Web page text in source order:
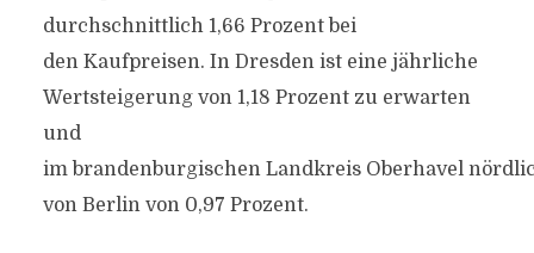
durchschnittlich 1,66 Prozent bei
den Kaufpreisen. In Dresden ist eine jährliche
Wertsteigerung von 1,18 Prozent zu erwarten
und
im brandenburgischen Landkreis Oberhavel
von Berlin von 0,97 Prozent.